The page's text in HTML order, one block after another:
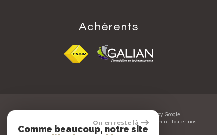
adhérents
© 2026 | Tous droits réservés | Traduction powered by Google
-Nos honoraires -Liens- Admin -Toutes nos
annonces- Politique RGPD
On en reste là
Comme beaucoup, notre site